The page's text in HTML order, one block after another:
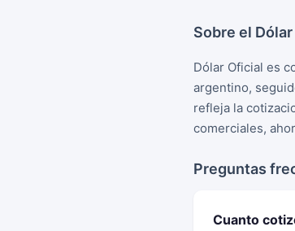
Sobre el
Dólar Oficial es
argentino,
refleja la
comerciales,
Preguntas
Cuanto